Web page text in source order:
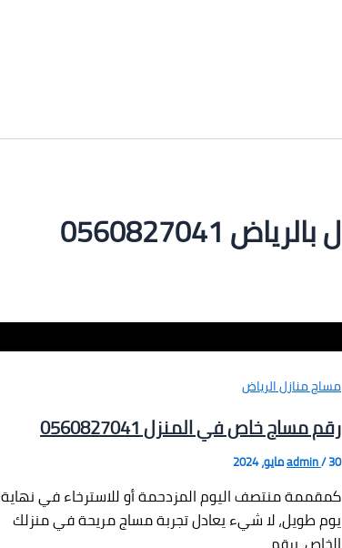
مساج منازل الرياض
رقم مساج خاص في المنزل 0560827041
admin/30 مايو، 2024
كمقممة منتصف اليوم المزدحمة أو للاسترخاء في نهاية
يوم طويل، لا شيء يعادل تجربة مساج مريحة في منزلك